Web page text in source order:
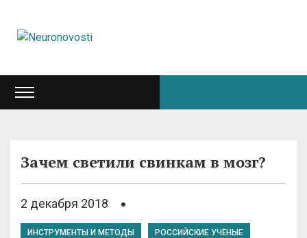
Зачем светили свинкам в мозг?
2 декабря 2018
ИНСТРУМЕНТЫ И МЕТОДЫ РОССИЙСКИЕ УЧЁНЫЕ